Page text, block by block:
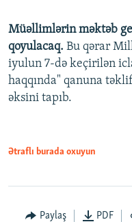
Auto 240p
Müəllimlərin məktəb
qoyulacaq. Bu qərar
iyulun 7-də keçirilən
haqqında" qanuna
əksini tapıb.
Ətraflı burada oxuyun
Paylaş PDF